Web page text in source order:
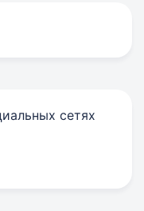
сетях